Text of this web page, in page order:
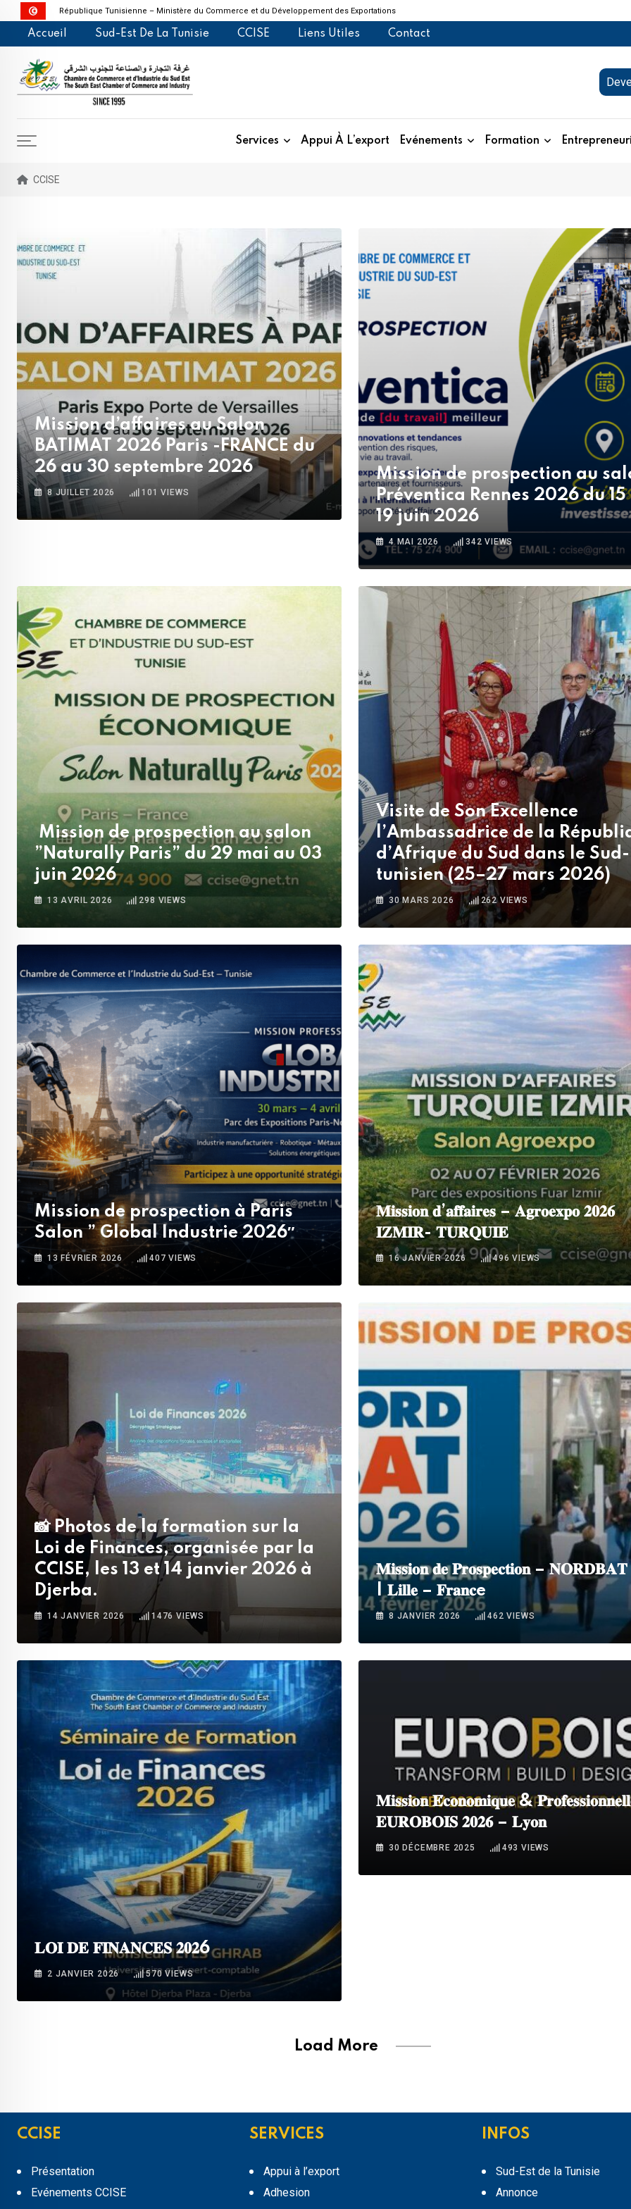
République Tunisienne – Ministère du Commerce et du Développement des Exportations
to
content
Accueil Sud-Est De La Tunisie CCISE Liens Utiles Contact
Services Appui À L’export Evénements Formation
CCISE
Mission d’affaires au Salon
BATIMAT 2026 Paris -FRANCE du
26 au 30 septembre 2026
8 JUILLET 2026 101 VIEWS
Mission de prospection au
Préventica Rennes 2026 du 15
19 juin 2026
4 MAI 2026 342 VIEWS
Mission de prospection au salon
”Naturally Paris” du 29 mai au 03
juin 2026
13 AVRIL 2026 298 VIEWS
Visite de Son Excellence
l’Ambassadrice de la
d’Afrique du Sud dans le
tunisien (25–27 mars 2026)
30 MARS 2026 262VIEWS
Mission de prospection à Paris
Salon ” Global Industrie 2026″
13 FÉVRIER 2026 407 VIEWS
𝐌𝐢𝐬𝐬𝐢𝐨𝐧 𝐝’𝐚𝐟𝐟𝐚𝐢𝐫𝐞𝐬 – 𝐀𝐠𝐫𝐨𝐞𝐱𝐩𝐨 𝟐𝟎𝟐𝟔
𝐈𝐙𝐌𝐈𝐑- 𝐓𝐔𝐑𝐐𝐔𝐈𝐄
16 JANVIER 2026 496 VIEWS
📸 Photos de la formation sur la
Loi de Finances, organisée par la
CCISE, les 13 et 14 janvier 2026 à
Djerba.
14 JANVIER 2026 1476 VIEWS
𝐌𝐢𝐬𝐬𝐢𝐨𝐧 𝐝𝐞 𝐏𝐫𝐨𝐬𝐩𝐞𝐜𝐭𝐢𝐨𝐧 – 𝐍𝐎𝐑𝐃𝐁𝐀𝐓
| 𝐋𝐢𝐥𝐥𝐞 – 𝐅𝐫𝐚𝐧𝐜e
8 JANVIER 2026 462 VIEWS
𝐋𝐎𝐈 𝐃𝐄 𝐅𝐈𝐍𝐀𝐍𝐂𝐄𝐒 𝟐𝟎𝟐6
2 JANVIER 2026 570 VIEWS
𝐌𝐢𝐬𝐬𝐢𝐨𝐧 𝐄́𝐜𝐨𝐧𝐨𝐦𝐢𝐪𝐮𝐞 &
𝐄𝐔𝐑𝐎𝐁𝐎𝐈𝐒 𝟐𝟎𝟐𝟔 – 𝐋𝐲𝐨𝐧
30 DÉCEMBRE 2025 493 VIEWS
Load More
CCISE
Présentation
Evénements CCISE
SERVICES
Appui à l’export
Adhesion
INFOS
Sud-Est de la Tunisie
Annonce